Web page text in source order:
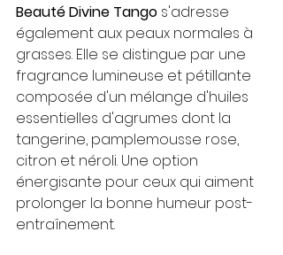
Beauté Divine Tango s'adresse
également aux peaux normales à
grasses. Elle se distingue par une
fragrance lumineuse et pétillante
composée d'un mélange d'huiles
essentielles d'agrumes dont la
tangerine, pamplemousse rose,
citron et néroli. Une option
énergisante pour ceux qui aiment
prolonger la bonne humeur post-
entraînement.